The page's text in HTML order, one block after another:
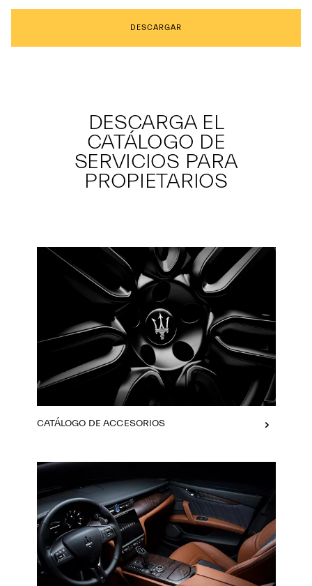
DESCARGAR
DESCARGA EL
CATÁLOGO DE
SERVICIOS PARA
PROPIETARIOS
CATÁLOGO DE ACCESORIOS